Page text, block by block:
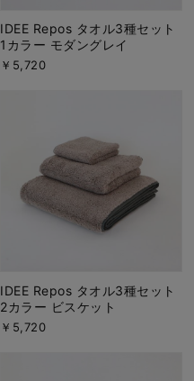
IDEE Repos タオル3種セット
1カラー モダングレイ
￥5,720
IDEE Repos タオル3種セット
2カラー ビスケット
￥5,720